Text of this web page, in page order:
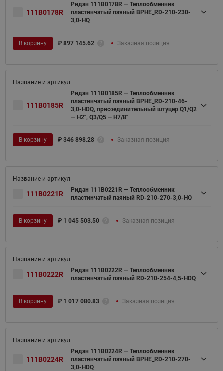
111B0178R
Ридан 111B0178R — Теплообменник
пластинчатый паяный BPHE_RD-210-230-
3,0-HQ
В корзину ₽ 897 145.62 Заказная позиция
111B0185R
Ридан 111B0185R — Теплообменник
пластинчатый паяный BPHE_RD-210-46-
3,0-HDQ, присоединительный штуцер Q1/Q2
— H2", Q3/Q5 — H7/8"
В корзину ₽ 346 898.28 Заказная позиция
111B0221R
Ридан 111B0221R — Теплообменник
пластинчатый паяный RD-210-270-3,0-HQ
В корзину ₽ 1 045 503.50 Заказная позиция
111B0222R
Ридан 111B0222R — Теплообменник
пластинчатый паяный RD-210-254-4,5-HDQ
В корзину ₽ 1 017 080.83 Заказная позиция
111B0224R
Ридан 111B0224R — Теплообменник
пластинчатый паяный BPHE_RD-210-270-
3,0-HDQ